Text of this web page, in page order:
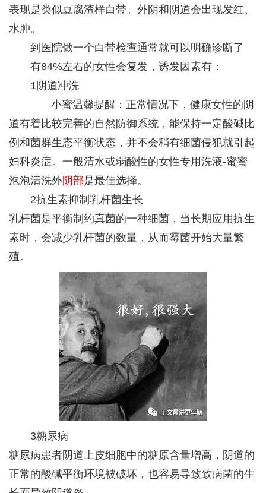
表现是类似豆腐渣样白带。外阴和阴道会出现发红、
水肿。
到医院做一个白带检查通常就可以明确诊断了
有84%左右的女性会复发，诱发因素有：
1阴道冲洗
小蜜温馨提醒：正常情况下，健康女性的阴
道有着比较完善的自然防御系统，能保持一定酸碱比
例和菌群生态平衡状态，并不会稍有细菌侵犯就引起
妇科炎症。一般清水或弱酸性的女性专用洗液-蜜蜜
泡泡清洗外阴部是最佳选择。
2抗生素抑制乳杆菌生长
乳杆菌是平衡制约真菌的一种细菌，当长期应用抗生
素时，会减少乳杆菌的数量，从而霉菌开始大量繁
殖。
3糖尿病
糖尿病患者阴道上皮细胞中的糖原含量增高，阴道的
正常的酸碱平衡环境被破坏，也容易导致致病菌的生